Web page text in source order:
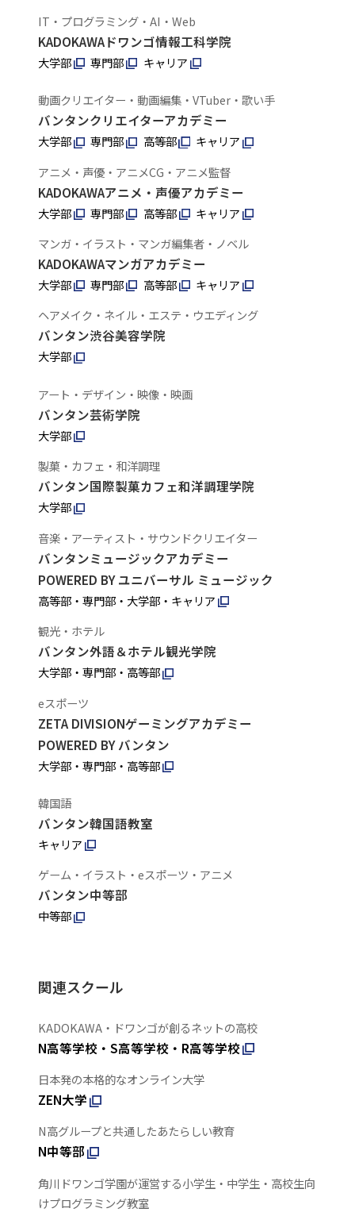
IT・プログラミング・AI・Web
KADOKAWAドワンゴ情報工科学院
大学部 専門部 キャリア
動画クリエイター・動画編集・VTuber・歌い手
バンタンクリエイターアカデミー
大学部 専門部 高等部
キャリア
アニメ・声優・アニメCG・アニメ監督
KADOKAWAアニメ・声優アカデミー
大学部 専門部 高等部
キャリア
マンガ・イラスト・マンガ編集者・ノベル
KADOKAWAマンガアカデミー
大学部 専門部 高等部
キャリア
ヘアメイク・ネイル・エステ・ウエディング
バンタン渋谷美容学院
大学部
アート・デザイン・映像・映画
バンタン芸術学院
大学部
製菓・カフェ・和洋調理
バンタン国際製菓カフェ和洋調理学院
大学部
音楽・アーティスト・サウンドクリエイター
バンタンミュージックアカデミー
POWERED BY ユニバーサル ミュージック
高等部・専門部・大学部・キャリア
観光・ホテル
バンタン外語＆ホテル観光学院
大学部・専門部・高等部
eスポーツ
ZETA DIVISIONゲーミングアカデミー
POWERED BY バンタン
大学部・専門部・高等部
韓国語
バンタン韓国語教室
キャリア
ゲーム・イラスト・eスポーツ・アニメ
バンタン中等部
中等部
関連スクール
KADOKAWA・ドワンゴが創るネットの高校
N高等学校・S高等学校・R高等学校
日本発の本格的なオンライン大学
ZEN大学
N高グループと共通したあたらしい教育
N中等部
角川ドワンゴ学園が運営する小学生・中学生・高校生向
けプログラミング教室